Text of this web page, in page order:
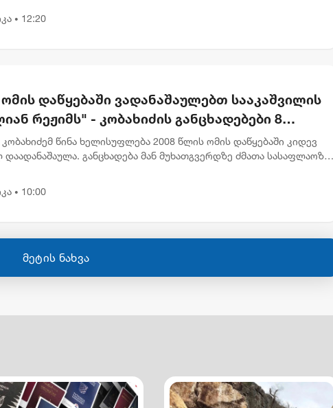
მიმ...
• 12:20
ომის დაწყებაში ვადანაშაულებთ სააკაშვილის
რეჟიმს" - კობახიძის განცხადებები 8
ძმათა სასაფლაოზე
წინა ხელისუფლება 2008 წლის ომის დაწყებაში კიდევ
განცხადება მან მუხათგვერდზე ძმათა სასაფლაოზე,
• 10:00
მეტის ნახვა